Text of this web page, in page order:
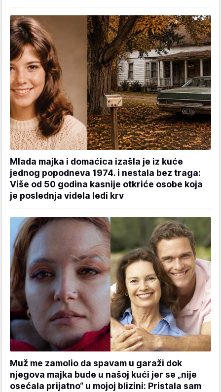
Mlada majka i domaćica izašla je iz kuće
jednog popodneva 1974. i nestala bez traga:
Više od 50 godina kasnije otkriće osobe koja
je poslednja videla ledi krv
Muž me zamolio da spavam u garaži dok
njegova majka bude u našoj kući jer se „nije
osećala prijatno“ u mojoj blizini: Pristala sam